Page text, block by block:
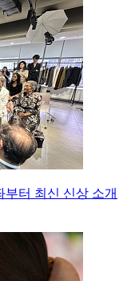
터 최신 신상 소개